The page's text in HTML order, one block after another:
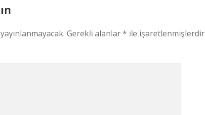
Gerekli alanlar* ile işaretlenmişlerdir